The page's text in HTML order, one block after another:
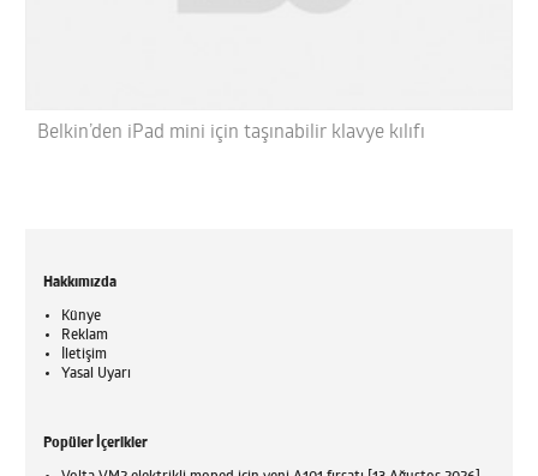
Belkin’den iPad mini için taşınabilir klavye kılıfı
Hakkımızda
Künye
Reklam
İletişim
Yasal Uyarı
Popüler İçerikler